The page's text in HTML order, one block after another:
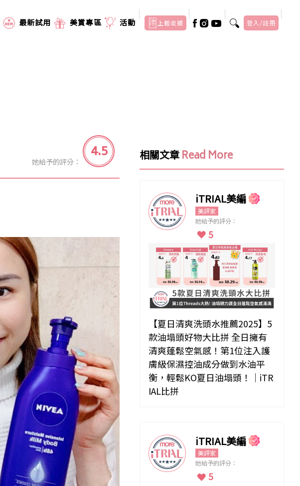
最新試用 美賞專區 活動 上載收據 登入/註冊
她給予的評分： 4.5 相關文章 Read More
iTRIAL美編
美評家
她給予的評分：
5
【夏日清爽洗頭水推薦2025】5
款油塌頭好物大比拼 全日擁有
清爽蓬鬆空氣感！第1位注入護
膚級保濕控油成分做到水油平
衡，輕鬆KO夏日油塌頭！｜iTR
IAL比拼
iTRIAL美編
美評家
她給予的評分：
5